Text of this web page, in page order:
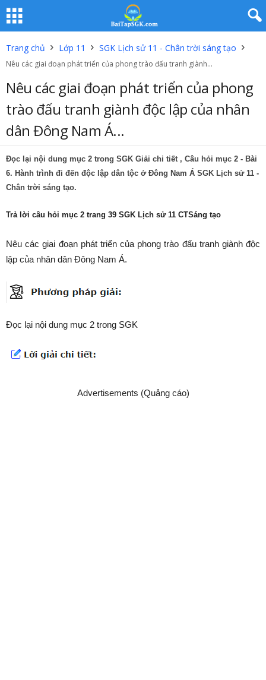
Trang chủ Lớp 11 SGK Lịch sử 11 - Chân trời sáng tạo
Nêu các giai đoạn phát triển của phong trào đấu tranh giành...
Nêu các giai đoạn phát triển của phong
trào đấu tranh giành độc lập của nhân
dân Đông Nam Á...
Đọc lại nội dung mục 2 trong SGK Giải chi tiết , Câu hỏi mục 2 - Bài
6. Hành trình đi đến độc lập dân tộc ở Đông Nam Á SGK Lịch sử 11 -
Chân trời sáng tạo.
Trả lời câu hỏi mục 2 trang 39 SGK Lịch sử 11 CTSáng tạo
Nêu các giai đoạn phát triển của phong trào đấu tranh giành độc
lập của nhân dân Đông Nam Á.
Đọc lại nội dung mục 2 trong SGK
Advertisements (Quảng cáo)